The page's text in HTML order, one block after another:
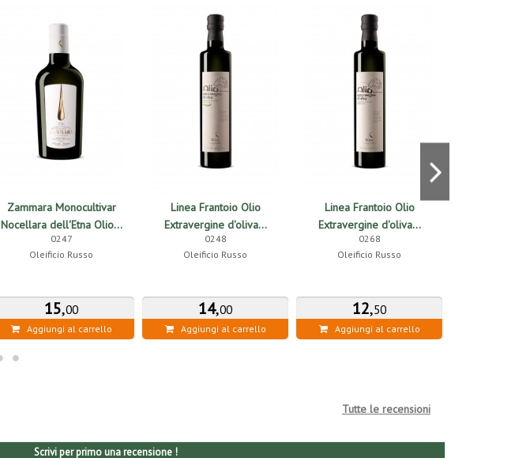
Zammara Monocultivar
Nocellara dell'Etna Olio...
0247
Oleificio Russo
15,00
Aggiungi al carrello
Linea Frantoio Olio
Extravergine d'oliva...
0248
Oleificio Russo
14,00
Aggiungi al carrello
Linea Frantoio Olio
Extravergine d'oliva...
0268
Oleificio Russo
12,50
Aggiungi al carrello
Tutte le recensioni
Scrivi per primo una recensione !